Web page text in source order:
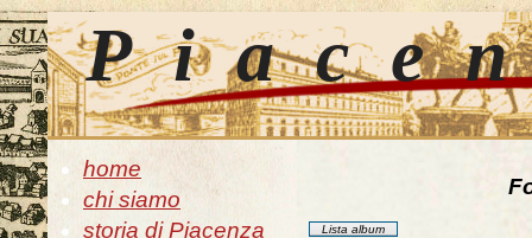
home
chi siamo
storia di Piacenza
Lista album